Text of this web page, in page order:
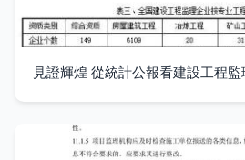
見證輝煌 從統計公報看建設工程